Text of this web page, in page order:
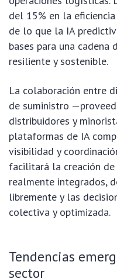
del 15% en la
de lo que la IA
bases para una
resiliente y sostenible.
La colaboración entre
de suministro
distribuidores y
plataformas de IA
visibilidad y
facilitará la creación
realmente integrados,
libremente y las
colectiva y optimizada.
Tendencias
sector